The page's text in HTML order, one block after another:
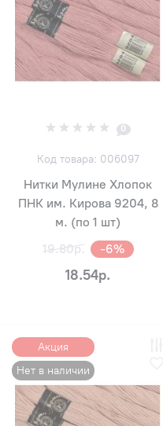
0
Код товара: 006097
Нитки Мулине Хлопок
ПНК им. Кирова 9204, 8
м. (по 1 шт)
19.80р.
-6%
18.54р.
Акция
Нет в наличии